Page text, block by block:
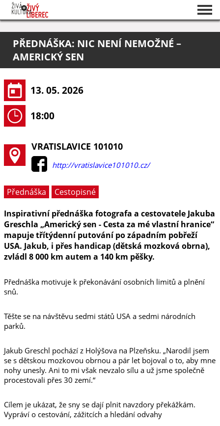
O projektu
Pořadatelé
PŘEDNÁŠKA: NIC NENÍ NEMOŽNÉ –
AMERICKÝ SEN
13. 05. 2026
18:00
VRATISLAVICE 101010
http://vratislavice101010.cz/
Přednáška
Cestopisné
Inspirativní přednáška fotografa a cestovatele Jakuba
Greschla „Americký sen - Cesta za mé vlastní hranice“
mapuje třítýdenní putování po západním pobřeží
USA. Jakub, i přes handicap (dětská mozková obrna),
zvládl 8 000 km autem a 140 km pěšky.
Přednáška motivuje k překonávání osobních limitů a plnění
snů.
Těšte se na návštěvu sedmi států USA a sedmi národních
parků.
Jakub Greschl pochází z Holýšova na Plzeňsku. „Narodil jsem
se s dětskou mozkovou obrnou a pár let bojoval o to, aby mne
nohy unesly. Ani to mi však nevzalo sílu a už jsme společně
procestovali přes 30 zemí.“
Cílem je ukázat, že sny se dají plnit navzdory překážkám.
Vypráví o cestování, zážitcích a hledání odvahy